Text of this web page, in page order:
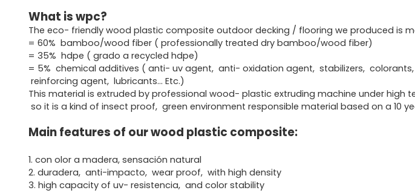
What is wpc?
The eco- friendly wood plastic composite outdoor decking / flooring we produced is
= 60% bamboo/wood fiber ( professionally treated dry bamboo/wood fiber)
= 35% hdpe ( grado a recycled hdpe)
= 5% chemical additives ( anti- uv agent, anti- oxidation agent, stabilizers,
reinforcing agent, lubricants... Etc.)
This material is extruded by professional wood- plastic extruding machine under high
so it is a kind of insect proof, green environment responsible material based on a 10
Main features of our wood plastic composite:
1. con olor a madera, sensación natural
2. duradera, anti-impacto, wear proof, with high density
3. high capacity of uv- resistencia, and color stability